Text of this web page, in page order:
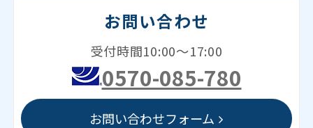
お問い合わせ
受付時間10:00～17:00
0570-085-780
お問い合わせフォーム